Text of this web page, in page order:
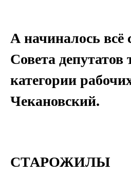
А начиналось всё
Совета
категории
Чекановский.
СТАРОЖИЛЫ